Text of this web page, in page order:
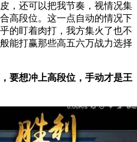
还可以把我节奏，视情况集
高段位。这一点自动的情况下
的盯着肉打，我方集火了也不
能打赢那些高五六万战力选择
要想冲上高段位，手动才是王